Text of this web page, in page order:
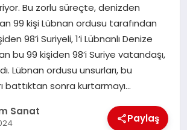
Bu zorlu süreçte, denizden
99 kişi Lübnan ordusu tarafından
98’i Suriyeli, 1’i Lübnanlı Denize
bu 99 kişiden 98’i Suriye vatandaşı,
Lübnan ordusu unsurları, bu
battıktan sonra kurtarmayı…
Sanat
Paylaş